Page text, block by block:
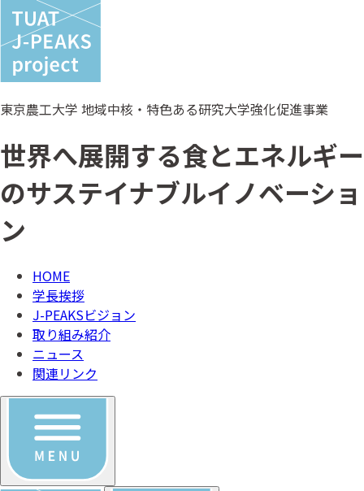
東京農工大学 地域中核・特色ある研究大学強化促進事業
世界へ展開する食とエネルギー
のサステイナブルイノベーショ
ン
HOME
学長挨拶
J-PEAKSビジョン
取り組み紹介
ニュース
関連リンク